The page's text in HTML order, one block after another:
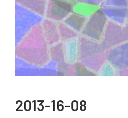
2013-16-08